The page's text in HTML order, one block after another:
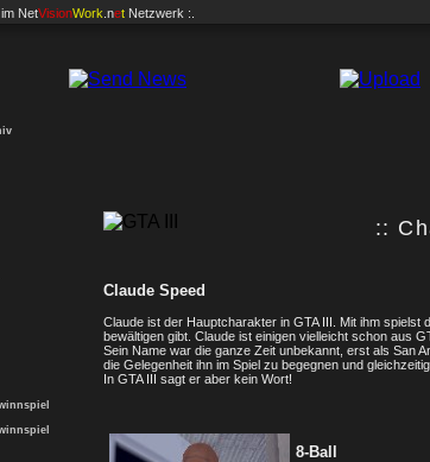
NetVisionWork .net Netzwerk :.
::
Claude Speed
Claude ist der Hauptcharakter in GTA III. Mit ihm spielst
bewältigen gibt. Claude ist einigen vielleicht schon aus
Sein Name war die ganze Zeit unbekannt, erst als San
die Gelegenheit ihn im Spiel zu begegnen und
In GTA III sagt er aber kein Wort!
8-Ball